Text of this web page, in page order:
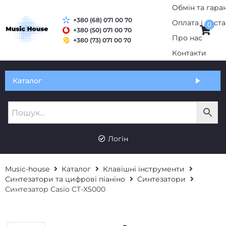
Обмін та
Оплата і
Про нас
Контакти
+380 (68) 071 00 70
+380 (50) 071 00 70
+380 (73) 071 00 70
0
Каталог
Логін
Music-house Каталог
Клавішні інструменти
Синтезатори та цифрові піаніно
Синтезатори
Синтезатор Casio CT-X5000